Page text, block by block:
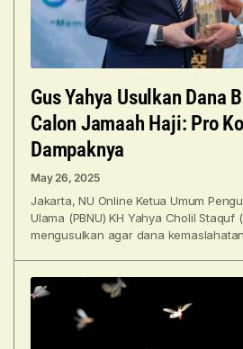
Gus Yahya Usulkan Dana
Calon Jamaah Haji: Pro
Dampaknya
May 26, 2025
Jakarta, NU Online Ketua Umum
Ulama (PBNU) KH Yahya Cholil Staquf
mengusulkan agar dana